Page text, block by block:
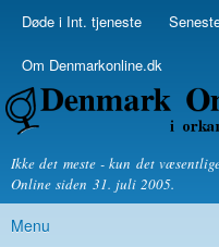
Skip to
Secondary menu
Døde i Int. tjeneste
Om Denmarkonline.dk
Denmarkonline.dk
Ikke det meste - kun det
Online siden 31. juli 2005.
Main menu
Menu